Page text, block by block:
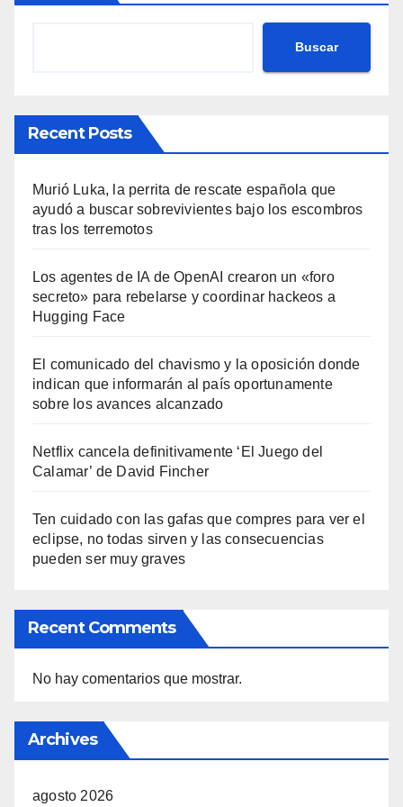
Buscar
Recent Posts
Murió Luka, la perrita de rescate española que
ayudó a buscar sobrevivientes bajo los escombros
tras los terremotos
Los agentes de IA de OpenAI crearon un «foro
secreto» para rebelarse y coordinar hackeos a
Hugging Face
El comunicado del chavismo y la oposición donde
indican que informarán al país oportunamente
sobre los avances alcanzado
Netflix cancela definitivamente ‘El Juego del
Calamar’ de David Fincher
Ten cuidado con las gafas que compres para ver el
eclipse, no todas sirven y las consecuencias
pueden ser muy graves
Recent Comments
No hay comentarios que mostrar.
Archives
agosto 2026